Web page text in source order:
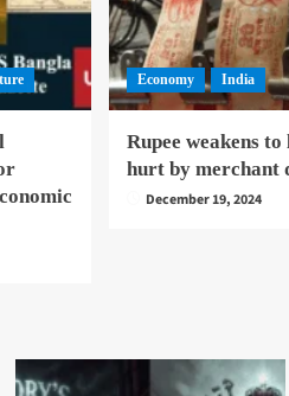
Economy India
Rupee weakens
hurt by merchant
December 19, 2024